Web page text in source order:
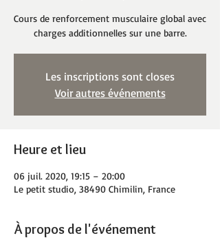
Cours de renforcement musculaire global avec
charges additionnelles sur une barre.
Les inscriptions sont closes
Voir autres événements
Heure et lieu
06 juil. 2020, 19:15 – 20:00
Le petit studio, 38490 Chimilin, France
À propos de l'événement